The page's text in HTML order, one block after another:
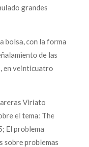
grandes
bolsa, con la forma
de las
en veinticuatro
Viriato
el tema: The
El problema
sobre problemas